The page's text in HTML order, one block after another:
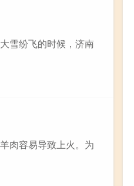
雪纷飞的时候，济南
肉容易导致上火。为